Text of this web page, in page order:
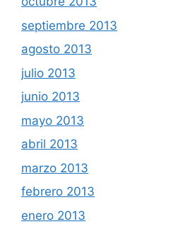
septiembre 2013
agosto 2013
julio 2013
junio 2013
mayo 2013
abril 2013
marzo 2013
febrero 2013
enero 2013